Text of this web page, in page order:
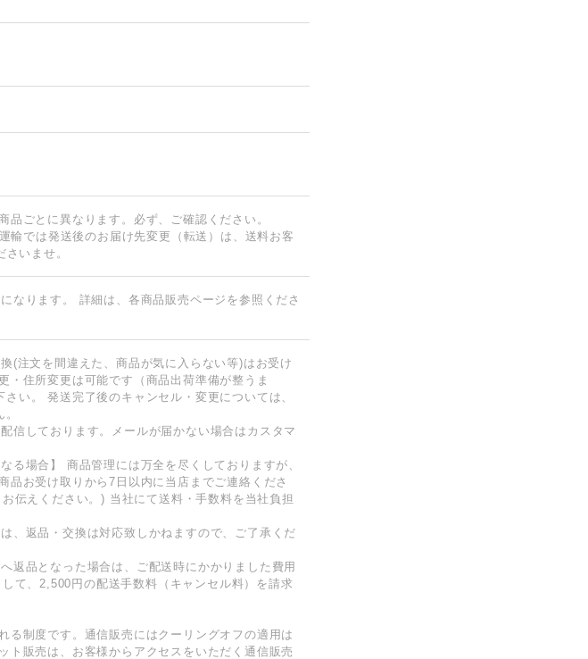
ごとに異なります。必ず、ご確認ください。
輸では発送後のお届け先変更（転送）は、送料お客
いませ。
なります。 詳細は、各商品販売ページを参照くださ
(注文を間違えた、商品が気に入らない等)はお受け
・住所変更は可能です（商品出荷準備が整うま
い。 発送完了後のキャンセル・変更については、
信しております。メールが届かない場合はカスタマ
る場合】 商品管理には万全を尽くしておりますが、
品お受け取りから7日以内に当店までご連絡くださ
伝えください。) 当社にて送料・手数料を当社負担
、返品・交換は対応致しかねますので、ご了承くだ
返品となった場合は、ご配送時にかかりました費用
て、2,500円の配送手数料（キャンセル料）を請求
制度です。通信販売にはクーリングオフの適用は
ト販売は、お客様からアクセスをいただく通信販売